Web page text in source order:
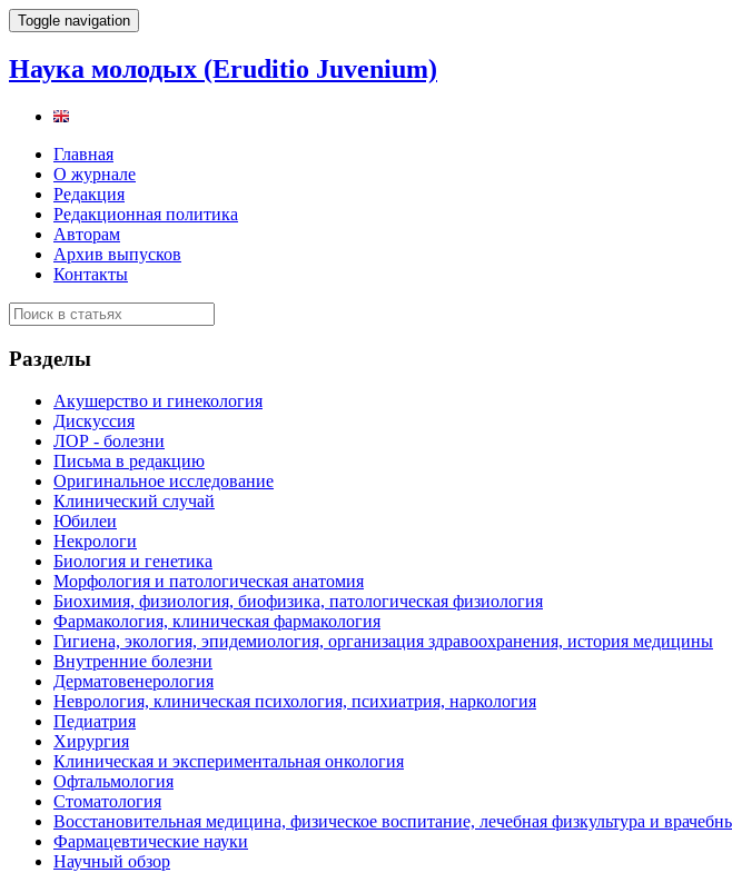
Toggle navigation
Наука молодых (Eruditio Juvenium)
Главная
О журнале
Редакция
Редакционная политика
Авторам
Архив выпусков
Контакты
Разделы
Акушерство и гинекология
Дискуссия
ЛОР - болезни
Письма в редакцию
Оригинальное исследование
Клинический случай
Юбилеи
Некрологи
Биология и генетика
Морфология и патологическая анатомия
Биохимия, физиология, биофизика, патологическая физиология
Фармакология, клиническая фармакология
Гигиена, экология, эпидемиология, организация здравоохранения, история медицины
Внутренние болезни
Дерматовенерология
Неврология, клиническая психология, психиатрия, наркология
Педиатрия
Хирургия
Клиническая и экспериментальная онкология
Офтальмология
Стоматология
Восстановительная медицина, физическое воспитание, лечебная физкультура и
Фармацевтические науки
Научный обзор